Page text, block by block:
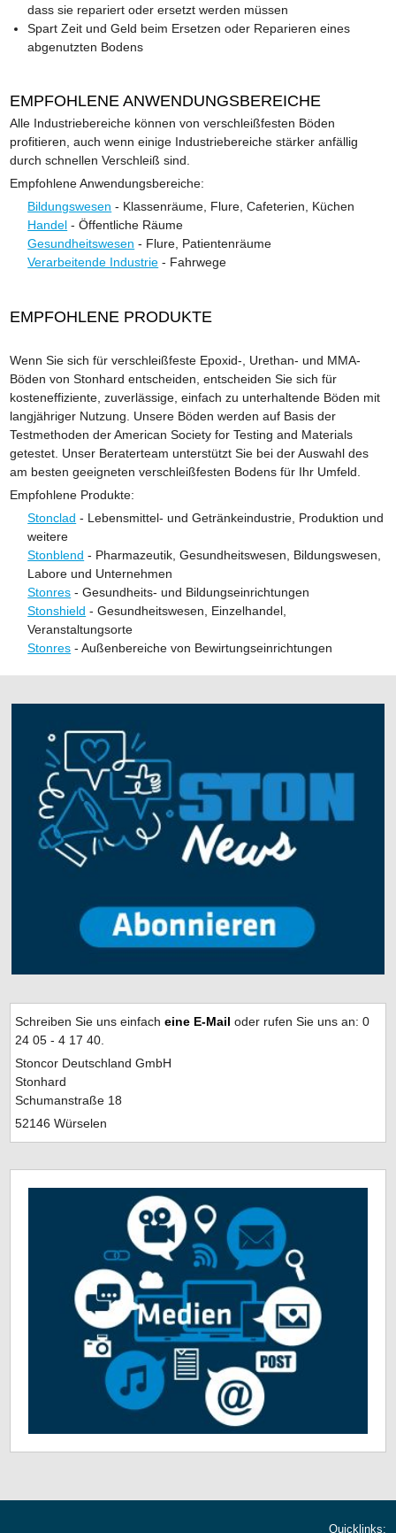
dass sie repariert oder ersetzt werden müssen
Spart Zeit und Geld beim Ersetzen oder Reparieren eines
abgenutzten Bodens
EMPFOHLENE ANWENDUNGSBEREICHE
Alle Industriebereiche können von verschleißfesten Böden
profitieren, auch wenn einige Industriebereiche stärker anfällig
durch schnellen Verschleiß sind.
Empfohlene Anwendungsbereiche:
Bildungswesen - Klassenräume, Flure, Cafeterien, Küchen
Handel - Öffentliche Räume
Gesundheitswesen - Flure, Patientenräume
Verarbeitende Industrie - Fahrwege
EMPFOHLENE PRODUKTE
Wenn Sie sich für verschleißfeste Epoxid-, Urethan- und MMA-
Böden von Stonhard entscheiden, entscheiden Sie sich für
kosteneffiziente, zuverlässige, einfach zu unterhaltende Böden mit
langjähriger Nutzung. Unsere Böden werden auf Basis der
Testmethoden der American Society for Testing and Materials
getestet. Unser Beraterteam unterstützt Sie bei der Auswahl des
am besten geeigneten verschleißfesten Bodens für Ihr Umfeld.
Empfohlene Produkte:
Stonclad - Lebensmittel- und Getränkeindustrie, Produktion und
weitere
Stonblend - Pharmazeutik, Gesundheitswesen, Bildungswesen,
Labore und Unternehmen
Stonres - Gesundheits- und Bildungseinrichtungen
Stonshield - Gesundheitswesen, Einzelhandel,
Veranstaltungsorte
Stonres - Außenbereiche von Bewirtungseinrichtungen
Schreiben Sie uns einfacheine E-Mail oder rufen Sie uns an: 0
24 05 - 4 17 40.
Stoncor Deutschland GmbH
Stonhard
Schumanstraße 18
52146 Würselen
Quicklinks: